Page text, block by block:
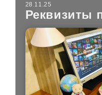
28.11.25
Реквизиты